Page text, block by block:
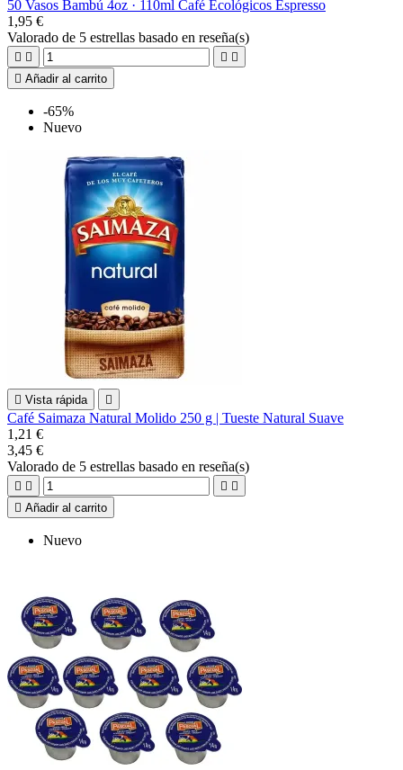
50 Vasos Bambú 4oz · 110ml Café Ecológicos Espresso
1,95 €
Valorado de 5 estrellas basado en reseña(s)
   
 Añadir al carrito
-65%
Nuevo
 Vista rápida 
Café Saimaza Natural Molido 250 g | Tueste Natural Suave
1,21 €
3,45 €
Valorado de 5 estrellas basado en reseña(s)
   
 Añadir al carrito
Nuevo